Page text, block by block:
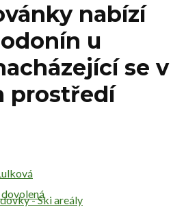
nabízí
u
se v
prostředí
- Ski areály